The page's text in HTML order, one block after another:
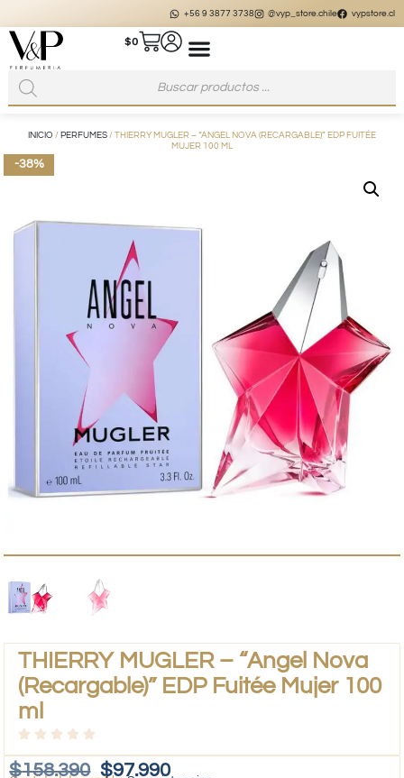
+56 9 3877 3738 @vyp_store.chile vypstore.cl
$0
INICIO / PERFUMES / THIERRY MUGLER – “ANGEL NOVA (RECARGABLE)” EDP FUITÉE
MUJER 100 ML
-38%
THIERRY MUGLER – “Angel Nova
(Recargable)” EDP Fuitée Mujer 100
ml
$158.390 $97.990